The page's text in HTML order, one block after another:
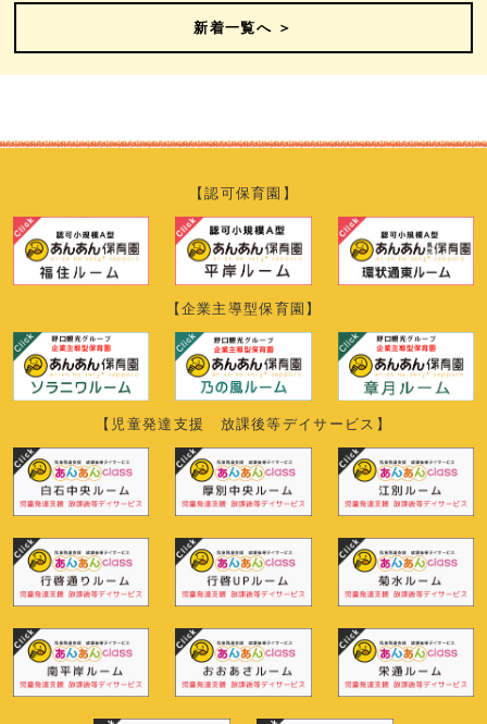
新着一覧へ ＞
【認可保育園】
【企業主導型保育園】
【児童発達支援 放課後等デイサービス】